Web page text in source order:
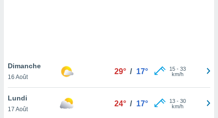
pas
de
à
Dimanche
16 Août
29° / 17° 15- 33
km/h
Lundi
17 Août
24° / 17° 13- 30
km/h